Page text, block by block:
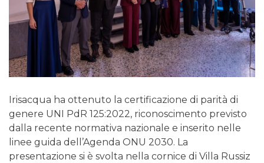
Irisacqua ha ottenuto la certificazione di parità di
genere UNI PdR 125:2022, riconoscimento previsto
dalla recente normativa nazionale e inserito nelle
linee guida dell’Agenda ONU 2030. La
presentazione si è svolta nella cornice di Villa Russiz